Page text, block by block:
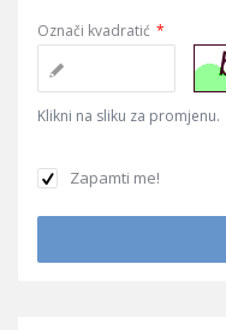
Označi kvadratić *
Klikni na sliku za promjenu.
Zapamti me!